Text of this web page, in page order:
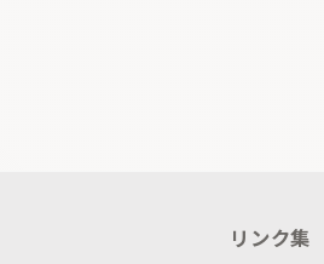
リンク集